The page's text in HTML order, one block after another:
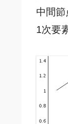
中間節
1次要